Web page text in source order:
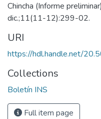
Chincha (Informe
dic.;11(11-12):299-02.
URI
https://hdl.handle.net/
Collections
Boletín INS
Full item page